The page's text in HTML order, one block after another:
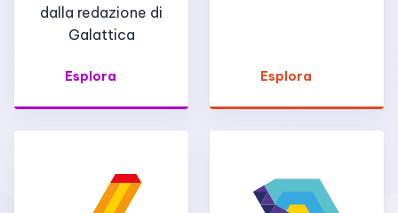
dalla redazione di
Galattica
Esplora Esplora